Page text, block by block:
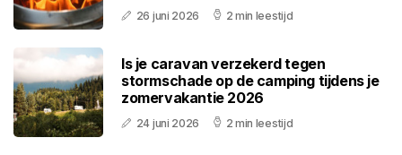
26 juni 2026 2 min leestijd
Is je caravan verzekerd tegen
stormschade op de camping tijdens je
zomervakantie 2026
24 juni 2026 2 min leestijd